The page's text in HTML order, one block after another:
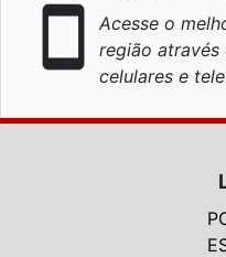
smartphone
Acesse o
região
celulares e